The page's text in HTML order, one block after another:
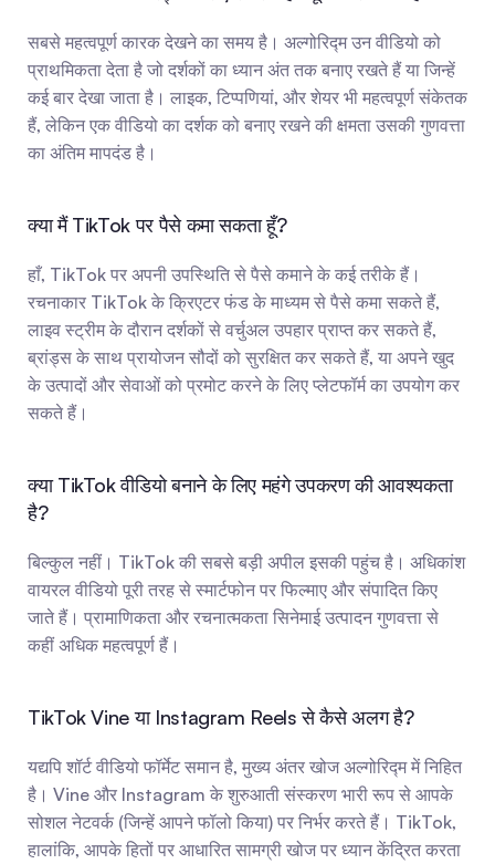
सबसे महत्वपूर्ण कारक देखने का समय है। अल्गोरिद्म उन वीडियो को
प्राथमिकता देता है जो दर्शकों का ध्यान अंत तक बनाए रखते हैं या जिन्हें
कई बार देखा जाता है। लाइक, टिप्पणियां, और शेयर भी महत्वपूर्ण संकेतक
हैं, लेकिन एक वीडियो का दर्शक को बनाए रखने की क्षमता उसकी गुणवत्ता
का अंतिम मापदंड है।
क्या मैं TikTok पर पैसे कमा सकता हूँ?
हाँ, TikTok पर अपनी उपस्थिति से पैसे कमाने के कई तरीके हैं।
रचनाकार TikTok के क्रिएटर फंड के माध्यम से पैसे कमा सकते हैं,
लाइव स्ट्रीम के दौरान दर्शकों से वर्चुअल उपहार प्राप्त कर सकते हैं,
ब्रांड्स के साथ प्रायोजन सौदों को सुरक्षित कर सकते हैं, या अपने खुद
के उत्पादों और सेवाओं को प्रमोट करने के लिए प्लेटफॉर्म का उपयोग कर
सकते हैं।
क्या TikTok वीडियो बनाने के लिए महंगे उपकरण की आवश्यकता
है?
बिल्कुल नहीं। TikTok की सबसे बड़ी अपील इसकी पहुंच है। अधिकांश
वायरल वीडियो पूरी तरह से स्मार्टफोन पर फिल्माए और संपादित किए
जाते हैं। प्रामाणिकता और रचनात्मकता सिनेमाई उत्पादन गुणवत्ता से
कहीं अधिक महत्वपूर्ण हैं।
TikTok Vine या Instagram Reels से कैसे अलग है?
यद्यपि शॉर्ट वीडियो फॉर्मेट समान है, मुख्य अंतर खोज अल्गोरिद्म में निहित
है। Vine और Instagram के शुरुआती संस्करण भारी रूप से आपके
सोशल नेटवर्क (जिन्हें आपने फॉलो किया) पर निर्भर करते हैं। TikTok,
हालांकि, आपके हितों पर आधारित सामग्री खोज पर ध्यान केंद्रित करता